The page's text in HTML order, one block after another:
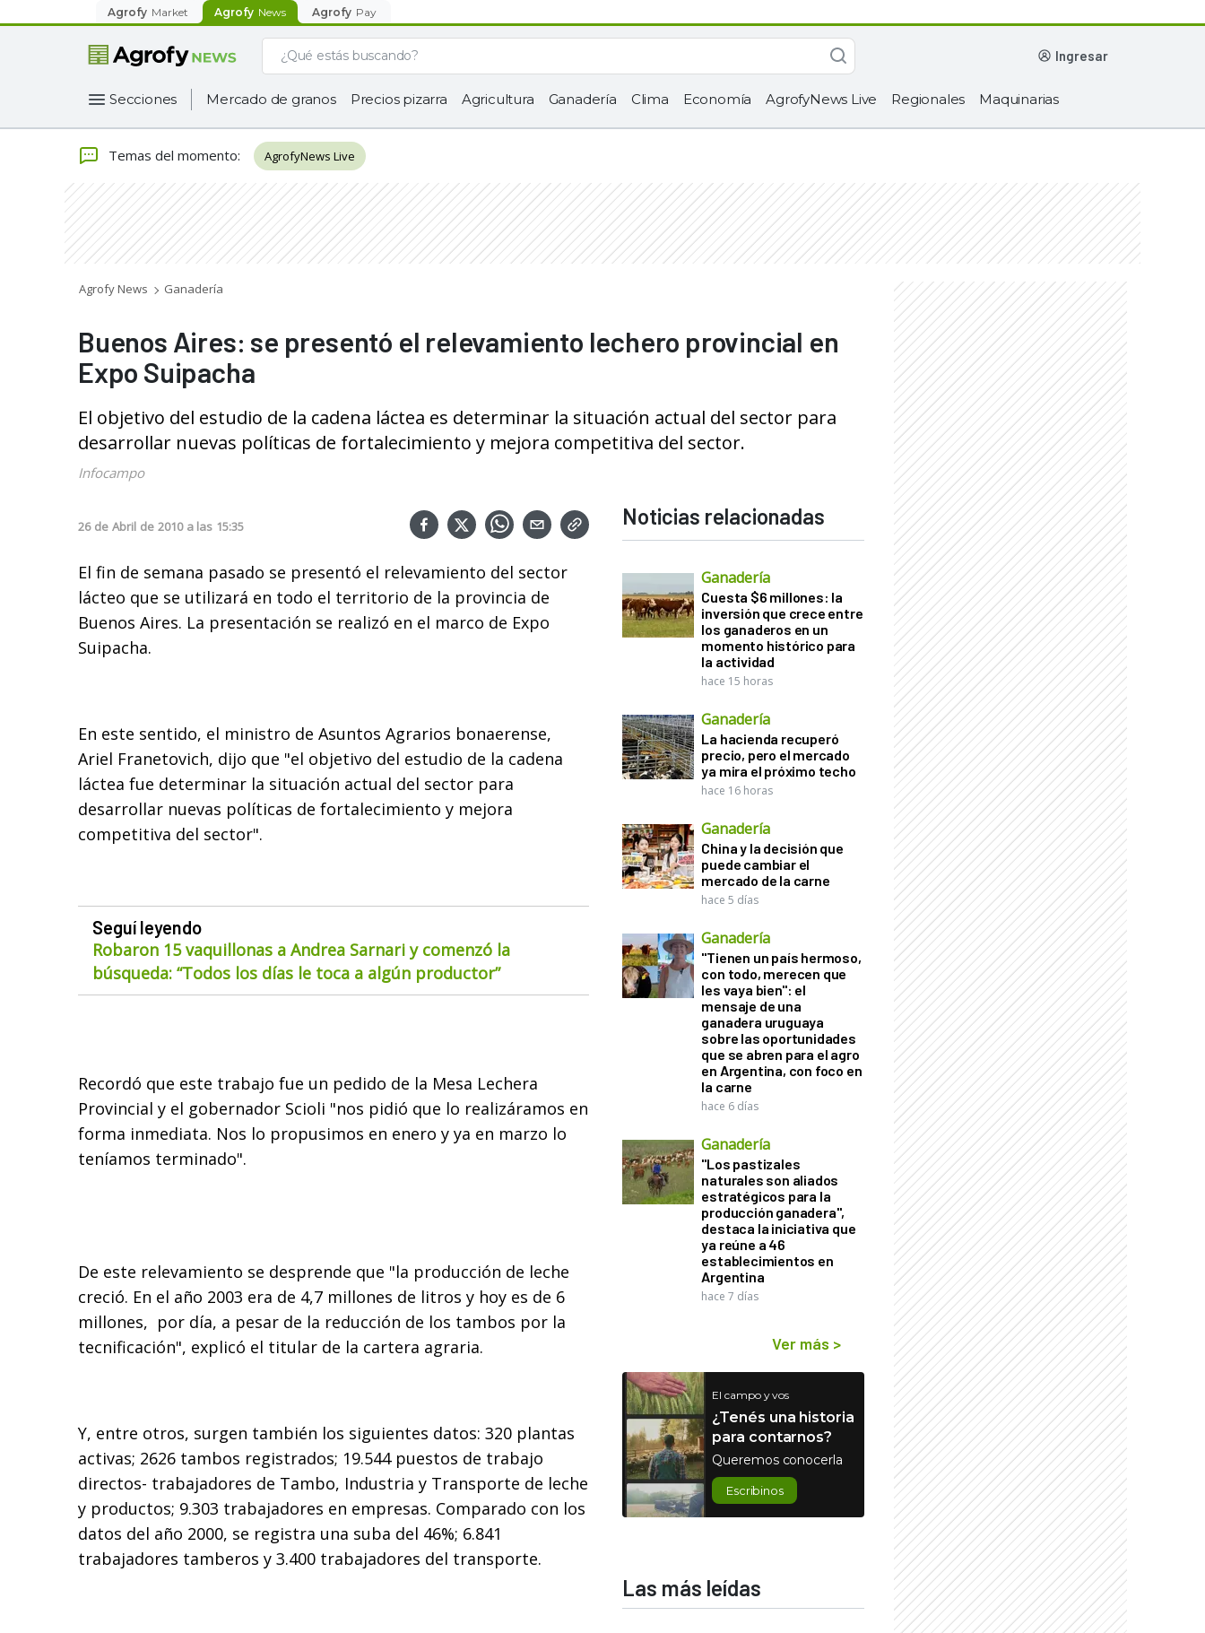
Agrofy Market Agrofy News Agrofy Pay
ingresar
Secciones Mercado de granos Precios pizarra Agricultura Ganadería Clima Economía AgrofyNews Live Regionales Maquinarias
Temas del momento: AgrofyNews Live
Agrofy News Ganadería
Buenos Aires: se presentó el relevamiento lechero provincial en
Expo Suipacha
El objetivo del estudio de la cadena láctea es determinar la situación actual del sector para
desarrollar nuevas políticas de fortalecimiento y mejora competitiva del sector.
Infocampo
26 de Abril de 2010 a las 15:35
El fin de semana pasado se presentó el relevamiento del sector
lácteo que se utilizará en todo el territorio de la provincia de
Buenos Aires. La presentación se realizó en el marco de Expo
Suipacha.
En este sentido, el ministro de Asuntos Agrarios bonaerense,
Ariel Franetovich, dijo que "el objetivo del estudio de la cadena
láctea fue determinar la situación actual del sector para
desarrollar nuevas políticas de fortalecimiento y mejora
competitiva del sector".
Seguí leyendo
Robaron 15 vaquillonas a Andrea Sarnari y comenzó la
búsqueda: “Todos los días le toca a algún productor”
Recordó que este trabajo fue un pedido de la Mesa Lechera
Provincial y el gobernador Scioli "nos pidió que lo realizáramos en
forma inmediata. Nos lo propusimos en enero y ya en marzo lo
teníamos terminado".
De este relevamiento se desprende que "la producción de leche
creció. En el año 2003 era de 4,7 millones de litros y hoy es de 6
millones, por día, a pesar de la reducción de los tambos por la
tecnificación", explicó el titular de la cartera agraria.
Y, entre otros, surgen también los siguientes datos: 320 plantas
activas; 2626 tambos registrados; 19.544 puestos de trabajo
directos- trabajadores de Tambo, Industria y Transporte de leche
y productos; 9.303 trabajadores en empresas. Comparado con los
datos del año 2000, se registra una suba del 46%; 6.841
trabajadores tamberos y 3.400 trabajadores del transporte.
Noticias relacionadas
Ganadería
Cuesta $6 millones: la
inversión que crece entre
los ganaderos en un
momento histórico para
la actividad
hace 15 horas
Ganadería
La hacienda recuperó
precio, pero el mercado
ya mira el próximo techo
hace 16 horas
Ganadería
China y la decisión que
puede cambiar el
mercado de la carne
hace 5 días
Ganadería
"Tienen un país hermoso,
con todo, merecen que
les vaya bien": el
mensaje de una
ganadera uruguaya
sobre las oportunidades
que se abren para el agro
en Argentina, con foco en
la carne
hace 6 días
Ganadería
"Los pastizales
naturales son aliados
estratégicos para la
producción ganadera",
destaca la iniciativa que
ya reúne a 46
establecimientos en
Argentina
hace 7 días
Ver más >
El campo y vos
¿Tenés una historia
para contarnos?
Queremos conocerla
Escribinos
Las más leídas